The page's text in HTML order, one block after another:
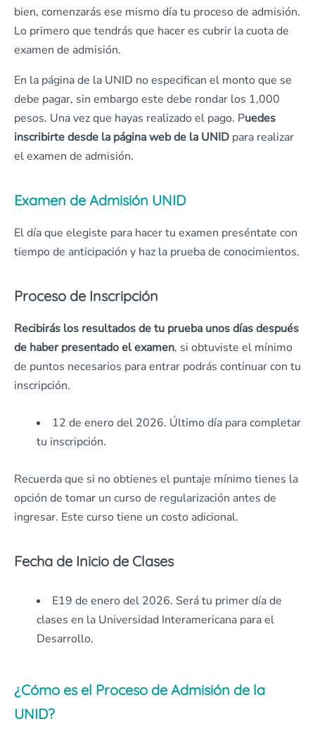
bien, comenzarás ese mismo día tu proceso de admisión.
Lo primero que tendrás que hacer es cubrir la cuota de
examen de admisión.
En la página de la UNID no especifican el monto que se
debe pagar, sin embargo este debe rondar los 1,000
pesos. Una vez que hayas realizado el pago. Puedes
inscribirte desde la página web de la UNID para realizar
el examen de admisión.
Examen de Admisión UNID
El día que elegiste para hacer tu examen preséntate con
tiempo de anticipación y haz la prueba de conocimientos.
Proceso de Inscripción
Recibirás los resultados de tu prueba unos días después
de haber presentado el examen, si obtuviste el mínimo
de puntos necesarios para entrar podrás continuar con tu
inscripción.
12 de enero del 2026. Último día para completar
tu inscripción.
Recuerda que si no obtienes el puntaje mínimo tienes la
opción de tomar un curso de regularización antes de
ingresar. Este curso tiene un costo adicional.
Fecha de Inicio de Clases
E19 de enero del 2026. Será tu primer día de
clases en la Universidad Interamericana para el
Desarrollo.
¿Cómo es el Proceso de Admisión de la
UNID?